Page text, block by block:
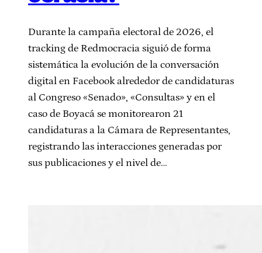
Durante la campaña electoral de 2026, el
tracking de Redmocracia siguió de forma
sistemática la evolución de la conversación
digital en Facebook alrededor de candidaturas
al Congreso «Senado», «Consultas» y en el
caso de Boyacá se monitorearon 21
candidaturas a la Cámara de Representantes,
registrando las interacciones generadas por
sus publicaciones y el nivel de…